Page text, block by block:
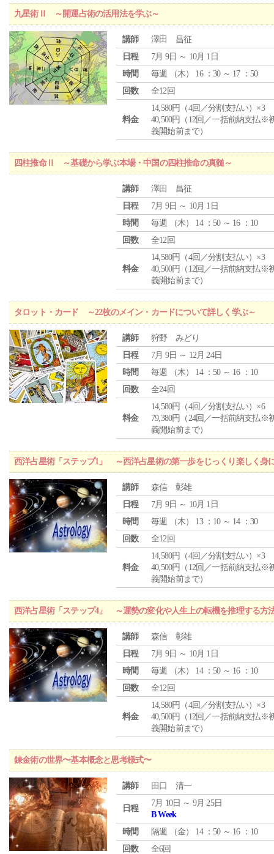
九星術Ⅱ ～開運占術の活用法を学ぶ～
講師
澤田 昌征
日程
7月 9日 ～ 10月 1日
時間
毎週 （木） 16 ：30 ～ 17 ：50
回数
全12回
料金
14,580円（4回／分割支払い）×3
40,500円（12回／一括前納支払※
義開始前まで）
四柱推命Ⅱ ～基礎から学ぶ本場・中国の四柱推命の真髄～
講師
澤田 昌征
日程
7月 9日 ～ 10月 1日
時間
毎週 （木） 14 ：50 ～ 16 ：10
回数
全12回
料金
14,580円（4回／分割支払い）×3
40,500円（12回／一括前納支払※
義開始前まで）
タロット・カード ～22枚のメイン・カードについて詳しく学ぶ～
講師
狩野 みどり
日程
7月 9日 ～ 12月 24日
時間
毎週 （木） 14 ：50 ～ 16 ：10
回数
全24回
料金
14,580円（4回／分割支払い）×6
79,380円（24回／一括前納支払※
義開始前まで）
西洋占星術「ステップ1」 ～西洋占星術の第一歩をじっくり楽しく身
講師
森信 彰雄
日程
7月 9日 ～ 10月 1日
時間
毎週 （木） 13 ：10 ～ 14 ：30
回数
全12回
料金
14,580円（4回／分割支払い）×3
40,500円（12回／一括前納支払※
義開始前まで）
西洋占星術「ステップ4」 ～運勢の変化や人生上の転機を推理する方
講師
森信 彰雄
日程
7月 9日 ～ 10月 1日
時間
毎週 （木） 14 ：50 ～ 16 ：10
回数
全12回
料金
14,580円（4回／分割支払い）×3
40,500円（12回／一括前納支払※
義開始前まで）
錬金術の世界〜基本概念と思考様式〜
講師 田口 清一
日程
7月 10日 ～ 9月 25日
B Week
時間
隔週 （金） 14 ：50 ～ 16 ：10
回数
全6回